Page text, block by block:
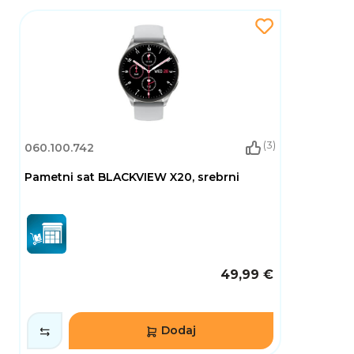
Praćenje sna: Analizirajte kvalitetu svog sna i
dobijte uvid u različite faze spavanja kako biste
poboljšali svoje navike odmora.
Višestruki sportski načini rada: Bez obzira bavite
li se trčanjem, biciklizmom ili jogom, Aurora
nudi prilagođene načine rada za precizno
omogućuje:
Prikaz obavijesti: Primajte obavijesti o pozivima,
porukama i aplikacijama izravno na svom
zapešću, osiguravajući da nikada ne propustite
Kontrola glazbe: Upravljajte reprodukcijom
glazbe na svom pametnom telefonu bez
060.100.742 (3)
Pametni sat BLACKVIEW X20, srebrni
49,99 €
Dodaj